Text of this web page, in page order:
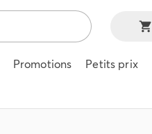
Promotions Petits prix